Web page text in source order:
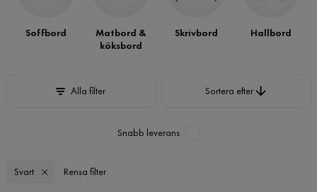
Soffbord
Matbord &
köksbord
Skrivbord Hallbord
Alla filter Sortera efter
Snabb leverans
Svart Rensa filter